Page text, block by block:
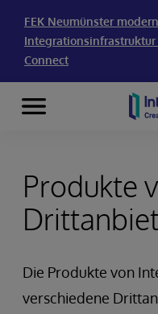
FEK Neumünster
Connect
Skip to content
Menu
Produkte
Die Produkte von
verschiedene